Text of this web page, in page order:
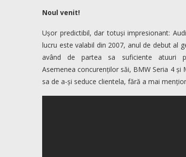
Noul venit!
Ușor predictibil, dar totuși impresionant:
lucru este valabil din 2007, anul de debut al
având de partea sa suficiente atuuri
Asemenea concurenților săi, BMW Seria 4 și
sa de a-și seduce clientela, fără a mai